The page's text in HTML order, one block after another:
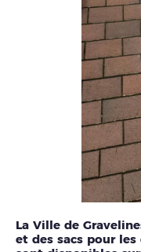
La Ville de
et des sacs pour